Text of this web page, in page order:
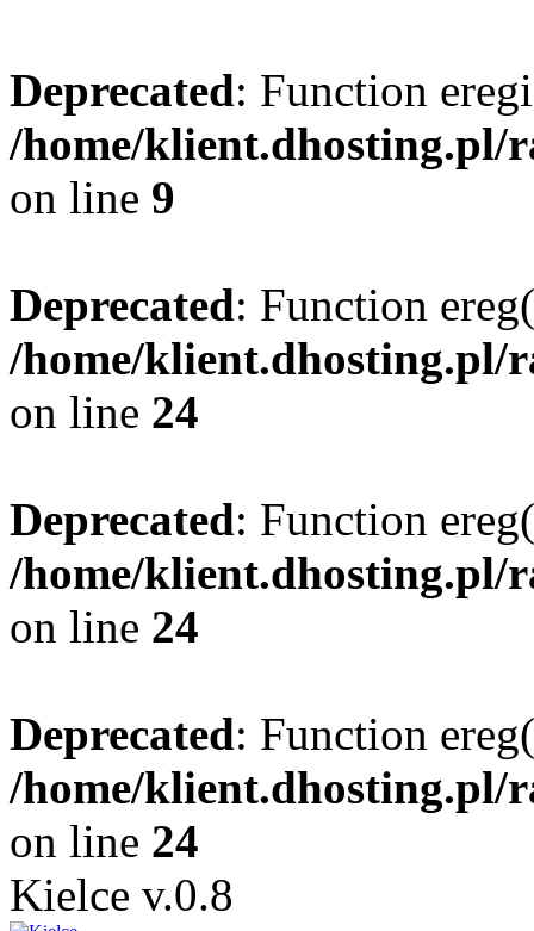
Deprecated: Function
/home/klient.dhosting.pl/
on line 9
Deprecated: Function
/home/klient.dhosting.pl/
on line 24
Deprecated: Function
/home/klient.dhosting.pl/
on line 24
Deprecated: Function
/home/klient.dhosting.pl/
on line 24
Kielce v.0.8